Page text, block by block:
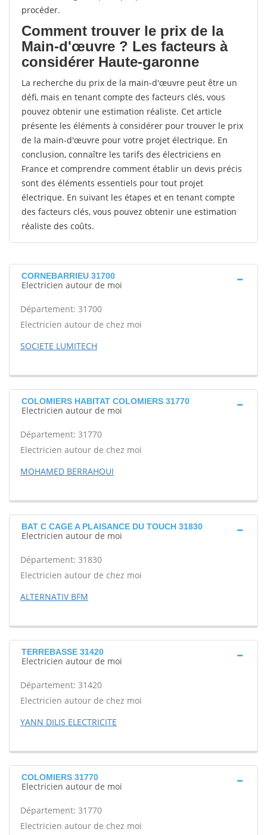
procéder.
Comment trouver le prix de la
Main-d'œuvre ? Les facteurs à
considérer Haute-garonne
La recherche du prix de la main-d'œuvre peut être un
défi, mais en tenant compte des facteurs clés, vous
pouvez obtenir une estimation réaliste. Cet article
présente les éléments à considérer pour trouver le prix
de la main-d'œuvre pour votre projet électrique. En
conclusion, connaître les tarifs des électriciens en
France et comprendre comment établir un devis précis
sont des éléments essentiels pour tout projet
électrique. En suivant les étapes et en tenant compte
des facteurs clés, vous pouvez obtenir une estimation
réaliste des coûts.
CORNEBARRIEU 31700
Electricien autour de moi
Département: 31700
Electricien autour de chez moi
SOCIETE LUMITECH
COLOMIERS HABITAT COLOMIERS 31770
Electricien autour de moi
Département: 31770
Electricien autour de chez moi
MOHAMED BERRAHOUI
BAT C CAGE A PLAISANCE DU TOUCH 31830
Electricien autour de moi
Département: 31830
Electricien autour de chez moi
ALTERNATIV BFM
TERREBASSE 31420
Electricien autour de moi
Département: 31420
Electricien autour de chez moi
YANN DILIS ELECTRICITE
COLOMIERS 31770
Electricien autour de moi
Département: 31770
Electricien autour de chez moi